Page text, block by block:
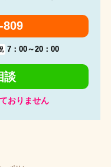
7：00～20：00
談
おりません